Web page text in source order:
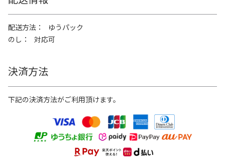
配送方法
ゆうパック
のし
対応可
決済方法
下記の決済方法がご利用頂けます。